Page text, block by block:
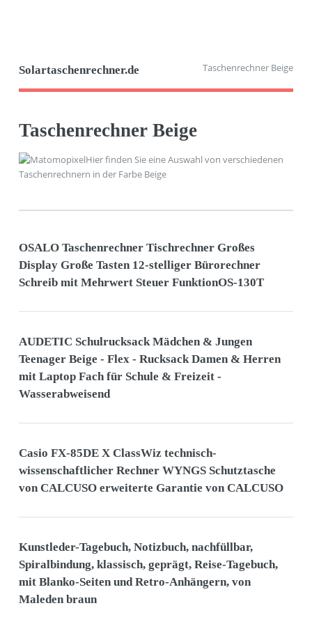
Solartaschenrechner.de Taschenrechner Beige
Taschenrechner Beige
Hier finden Sie eine Auswahl von verschiedenen
Taschenrechnern in der Farbe Beige
OSALO Taschenrechner Tischrechner Großes
Display Große Tasten 12-stelliger Bürorechner
Schreib mit Mehrwert Steuer FunktionOS-130T
AUDETIC Schulrucksack Mädchen & Jungen
Teenager Beige - Flex - Rucksack Damen & Herren
mit Laptop Fach für Schule & Freizeit -
Wasserabweisend
Casio FX-85DE X ClassWiz technisch-
wissenschaftlicher Rechner WYNGS Schutztasche
von CALCUSO erweiterte Garantie von CALCUSO
Kunstleder-Tagebuch, Notizbuch, nachfüllbar,
Spiralbindung, klassisch, geprägt, Reise-Tagebuch,
mit Blanko-Seiten und Retro-Anhängern, von
Maleden braun